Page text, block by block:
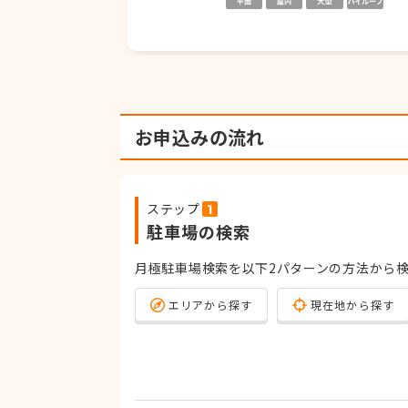
お申込みの流れ
ステップ
駐車場の検索
月極駐車場検索を以下2パターンの方法から
エリアから探す 現在地から探す